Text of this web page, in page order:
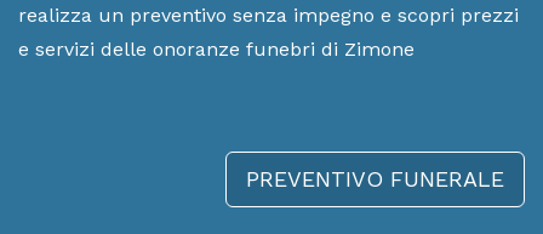
realizza un preventivo senza impegno e scopri prezzi
e servizi delle onoranze funebri di Zimone
PREVENTIVO FUNERALE